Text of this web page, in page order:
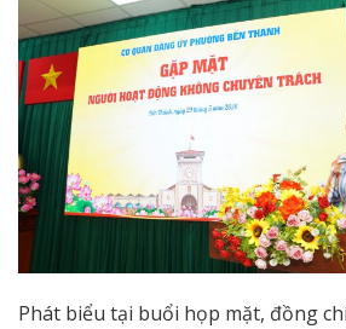
Phát biểu tại buổi họp mặt, đồng